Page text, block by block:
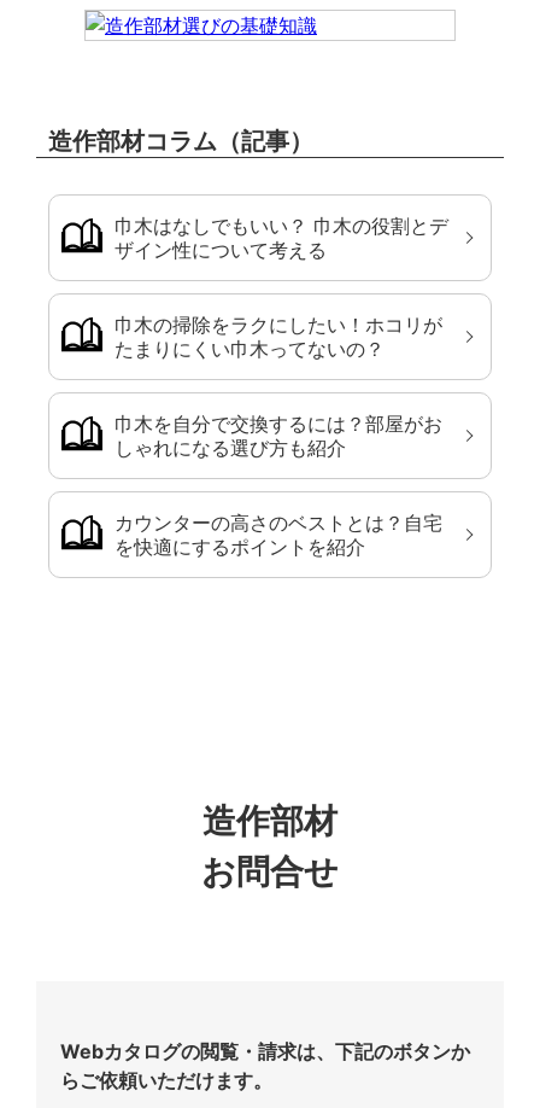
造作部材コラム（記事）
巾木はなしでもいい？ 巾木の役割とデ
ザイン性について考える
巾木の掃除をラクにしたい！ホコリが
たまりにくい巾木ってないの？
巾木を自分で交換するには？部屋がお
しゃれになる選び方も紹介
カウンターの高さのベストとは？自宅
を快適にするポイントを紹介
造作部材
お問合せ
Webカタログの閲覧・請求は、下記のボタンか
らご依頼いただけます。